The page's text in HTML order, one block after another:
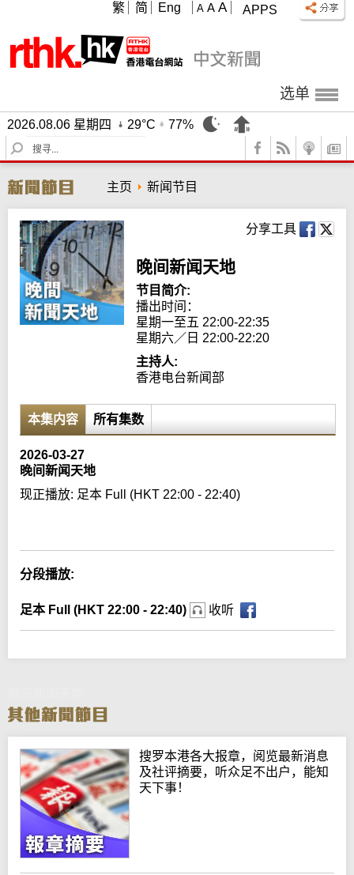
APPS
A A A
繁 简 Eng
选单
2026.08.06 星期四 29°C
77%
S
e
r
c
h
主页 新闻节目
分享工具
晚间新闻天地
节目简介:
播出时间：
星期一至五 22:00-22:35
星期六／日 22:00-22:20
主持人:
香港电台新闻部
本集内容 所有集数
2026-03-27
晚间新闻天地
现正播放: 足本 Full (HKT 22:00 - 22:40)
分段播放:
足本 Full (HKT 22:00 - 22:40) 收听
搜罗本港各大报章，阅览最新消息
及社评摘要，听众足不出户，能知
天下事！